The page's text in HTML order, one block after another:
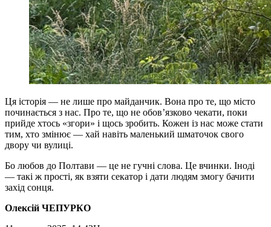
Ця історія — не лише про майданчик. Вона про те, що місто
починається з нас. Про те, що не обов’язково чекати, поки
прийде хтось «згори» і щось зробить. Кожен із нас може стати
тим, хто змінює — хай навіть маленький шматочок свого
двору чи вулиці.
Бо любов до Полтави — це не гучні слова. Це вчинки. Іноді
— такі ж прості, як взяти секатор і дати людям змогу бачити
захід сонця.
Олексій ЧЕПУРКО